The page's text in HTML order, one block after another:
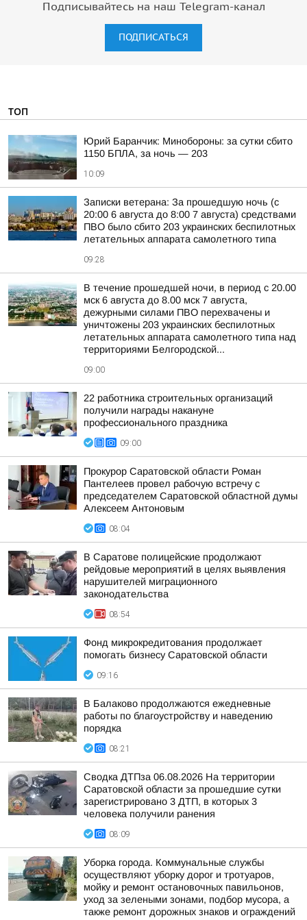
Подписывайтесь на наш Telegram-канал
ПОДПИСАТЬСЯ
ТОП
Юрий Баранчик: Минобороны: за сутки сбито
1150 БПЛА, за ночь — 203
10:09
Записки ветерана: За прошедшую ночь (с
20:00 6 августа до 8:00 7 августа) средствами
ПВО было сбито 203 украинских беспилотных
летательных аппарата самолетного типа
09:28
В течение прошедшей ночи, в период с 20.00
мск 6 августа до 8.00 мск 7 августа,
дежурными силами ПВО перехвачены и
уничтожены 203 украинских беспилотных
летательных аппарата самолетного типа над
территориями Белгородской...
09:00
22 работника строительных организаций
получили награды накануне
профессионального праздника
09:00
Прокурор Саратовской области Роман
Пантелеев провел рабочую встречу с
председателем Саратовской областной думы
Алексеем Антоновым
08:04
В Саратове полицейские продолжают
рейдовые мероприятий в целях выявления
нарушителей миграционного
законодательства
08:54
Фонд микрокредитования продолжает
помогать бизнесу Саратовской области
09:16
В Балаково продолжаются ежедневные
работы по благоустройству и наведению
порядка
08:21
Сводка ДТПза 06.08.2026 На территории
Саратовской области за прошедшие сутки
зарегистрировано 3 ДТП, в которых 3
человека получили ранения
08:09
Уборка города. Коммунальные службы
осуществляют уборку дорог и тротуаров,
мойку и ремонт остановочных павильонов,
уход за зелеными зонами, подбор мусора, а
также ремонт дорожных знаков и ограждений